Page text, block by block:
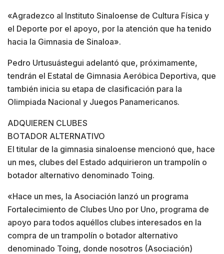
«Agradezco al Instituto Sinaloense de Cultura Física y
el Deporte por el apoyo, por la atención que ha tenido
hacia la Gimnasia de Sinaloa».
Pedro Urtusuástegui adelantó que, próximamente,
tendrán el Estatal de Gimnasia Aeróbica Deportiva, que
también inicia su etapa de clasificación para la
Olimpiada Nacional y Juegos Panamericanos.
ADQUIEREN CLUBES
BOTADOR ALTERNATIVO
El titular de la gimnasia sinaloense mencionó que, hace
un mes, clubes del Estado adquirieron un trampolín o
botador alternativo denominado Toing.
«Hace un mes, la Asociación lanzó un programa
Fortalecimiento de Clubes Uno por Uno, programa de
apoyo para todos aquéllos clubes interesados en la
compra de un trampolín o botador alternativo
denominado Toing, donde nosotros (Asociación)